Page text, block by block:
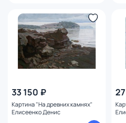
33 150 ₽
Картина "На древних камнях"
Елисеенко Денис